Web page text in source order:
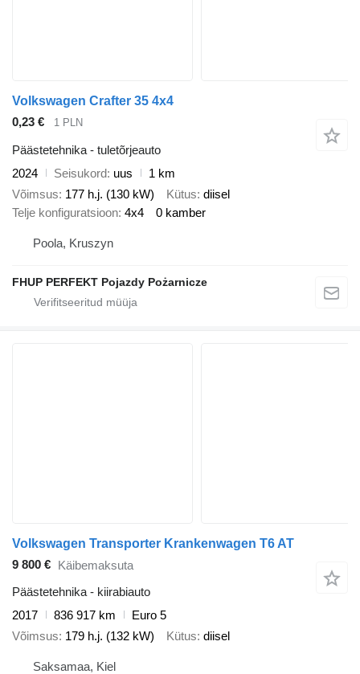
Volkswagen Crafter 35 4x4
0,23 €
1 PLN
Päästetehnika - tuletõrjeauto
2024
Seisukord uus
1 km
Võimsus 177 h.j. (130 kW) Kütus diisel
Telje konfiguratsioon 4x4 0 kamber
Poola, Kruszyn
FHUP PERFEKT Pojazdy Pożarnicze
Volkswagen Transporter Krankenwagen T6 AT
9 800 € Käibemaksuta
Päästetehnika - kiirabiauto
2017
836 917 km
Euro 5
Võimsus 179 h.j. (132 kW) Kütus diisel
Saksamaa, Kiel